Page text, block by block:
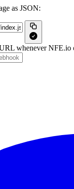
as JSON:
whenever NFE.io